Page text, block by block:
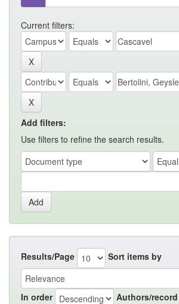
Current filters:
Add filters:
Use filters to refine the search results.
Results/Page Sort items by
In order Authors/record